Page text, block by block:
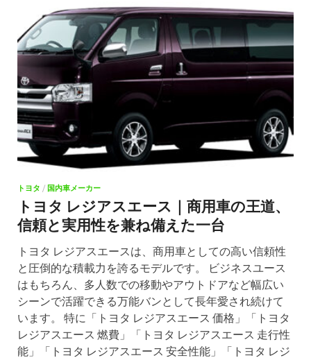
トヨタ / 国内車メーカー
トヨタ レジアスエース｜商用車の王道、
信頼と実用性を兼ね備えた一台
トヨタ レジアスエースは、商用車としての高い信頼性
と圧倒的な積載力を誇るモデルです。 ビジネスユース
はもちろん、多人数での移動やアウトドアなど幅広い
シーンで活躍できる万能バンとして長年愛され続けて
います。 特に「トヨタ レジアスエース 価格」「トヨタ
レジアスエース 燃費」「トヨタ レジアスエース 走行性
能」「トヨタ レジアスエース 安全性能」「トヨタ レジ